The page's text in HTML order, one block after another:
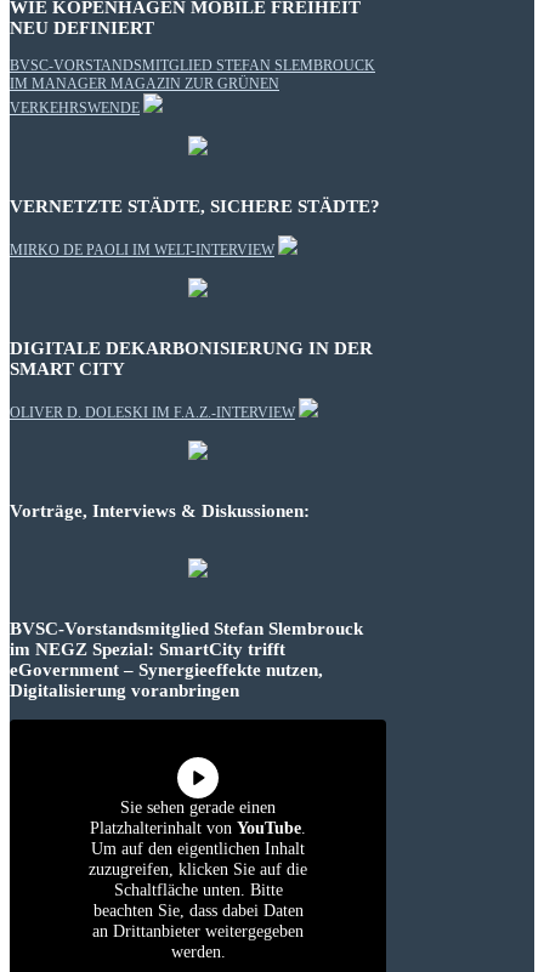
WIE KOPENHAGEN MOBILE FREIHEIT
NEU DEFINIERT
BVSC-VORSTANDSMITGLIED STEFAN SLEMBROUCK
IM MANAGER MAGAZIN ZUR GRÜNEN
VERKEHRSWENDE
VERNETZTE STÄDTE, SICHERE STÄDTE?
MIRKO DE PAOLI IM WELT-INTERVIEW
DIGITALE DEKARBONISIERUNG IN DER
SMART CITY
OLIVER D. DOLESKI IM F.A.Z.-INTERVIEW
Vorträge, Interviews & Diskussionen:
BVSC-Vorstandsmitglied Stefan Slembrouck
im NEGZ Spezial: SmartCity trifft
eGovernment – Synergieeffekte nutzen,
Digitalisierung voranbringen
Sie sehen gerade einen
Platzhalterinhalt von YouTube.
Um auf den eigentlichen Inhalt
zuzugreifen, klicken Sie auf die
Schaltfläche unten. Bitte
beachten Sie, dass dabei Daten
an Drittanbieter weitergegeben
werden.